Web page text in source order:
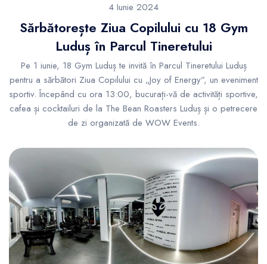
4 Iunie 2024
Sărbătorește Ziua Copilului cu 18 Gym
Luduș în Parcul Tineretului
Pe 1 iunie, 18 Gym Luduș te invită în Parcul Tineretului Luduș
pentru a sărbători Ziua Copilului cu „Joy of Energy”, un eveniment
sportiv. Începând cu ora 13:00, bucurați-vă de activități sportive,
cafea și cocktailuri de la The Bean Roasters Luduș și o petrecere
de zi organizată de WOW Events.